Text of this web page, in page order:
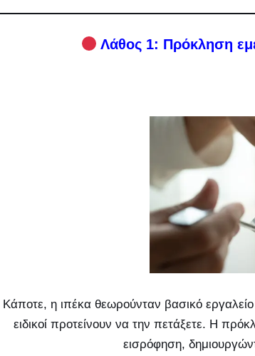
Λάθος 1: Πρόκληση
Κάποτε, η ιπέκα θεωρούνταν βασικό
ειδικοί προτείνουν να την πετάξετε. Η
εισρόφηση,